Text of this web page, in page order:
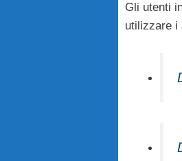
Gli utenti
utilizzare i